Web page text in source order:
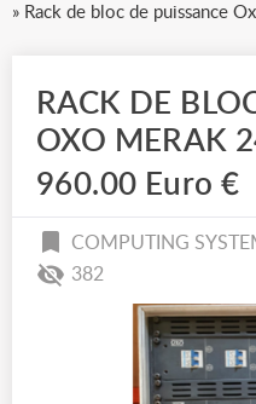
» Rack de bloc de puissance
RACK DE
OXO MERAK
960.00 Euro €
COMPUTING
382